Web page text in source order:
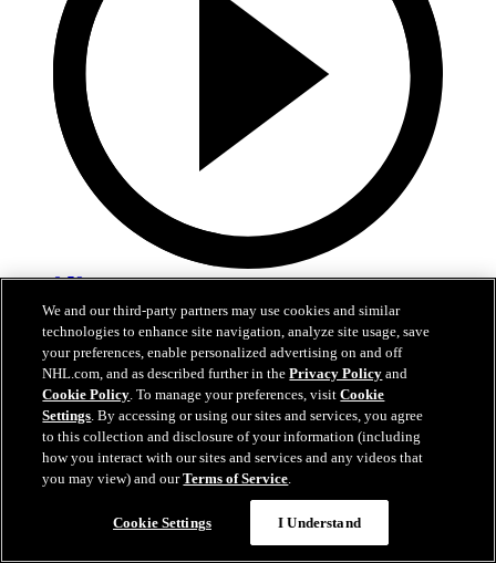
0:59
Roy procure la victoire à l'Avalanche
LAK@COL: Roy bat Forsberg du revers en prolongation
22 avr. 2026
We and our third-party partners may use cookies and similar
technologies to enhance site navigation, analyze site usage, save
your preferences, enable personalized advertising on and off
NHL.com, and as described further in thePrivacy Policy and
Cookie Policy. To manage your preferences, visitCookie
Settings. By accessing or using our sites and services, you agree
to this collection and disclosure of your information (including
how you interact with our sites and services and any videos that
you may view) and ourTerms of Service.
Cookie Settings I Understand